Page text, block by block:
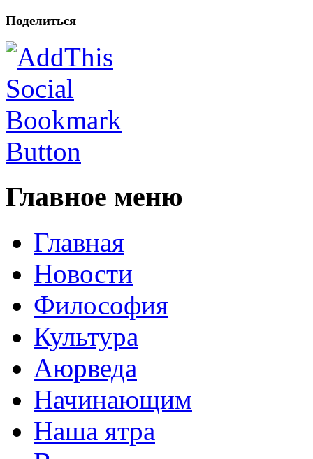
Поделиться
Главное меню
Главная
Новости
Философия
Культура
Аюрведа
Начинающим
Наша ятра